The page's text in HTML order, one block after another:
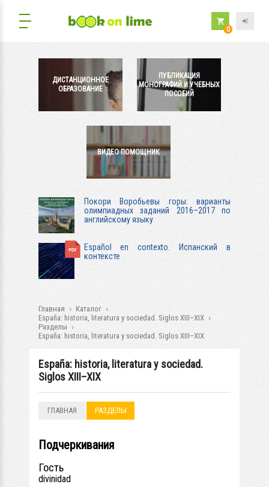
0
ДИСТАНЦИОННОЕ
ОБРАЗОВАНИЕ
ПУБЛИКАЦИЯ
МОНОГРАФИЙ И УЧЕБНЫХ
ПОСОБИЙ
ВИДЕО ПОМОЩНИК
Покори Воробьевы горы: варианты
олимпиадных заданий 2016–2017 по
английскому языку
Español en contexto. Испанский в
контексте
Главная
Каталог
España: historia, literatura y sociedad. Siglos XIII–XIX
Разделы
España: historia, literatura y sociedad. Siglos XIII–XIX
España: historia, literatura y sociedad.
Siglos XIII–XIX
ГЛАВНАЯ РАЗДЕЛЫ
Подчеркивания
Гость
divinidad